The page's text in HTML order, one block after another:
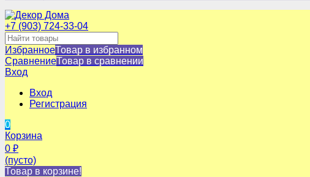
+7 (903) 724-33-04
ИзбранноеТовар в избранном
СравнениеТовар в сравнении
Вход
Вход
Регистрация
0
Корзина
0 ₽
(пусто)
Товар в корзине!